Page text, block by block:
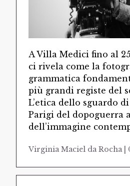
A Villa Medici fino al
ci rivela come la
grammatica
più grandi registe del
L’etica dello sguardo
Parigi del dopoguerra
dell’immagine
Virginia Maciel da Rocha |